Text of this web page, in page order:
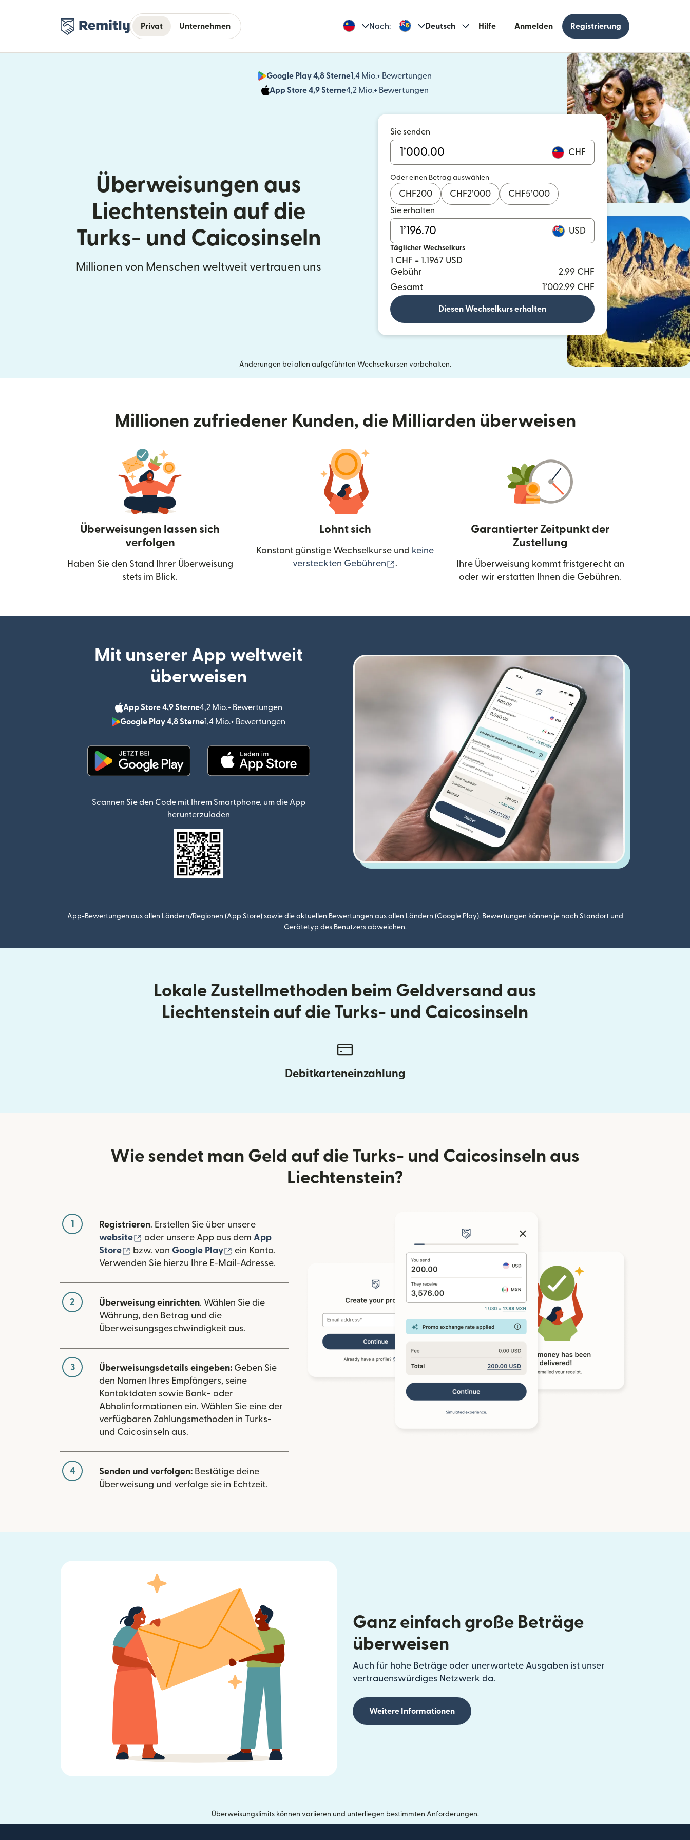
Privat Unternehmen Nach: Deutsch Hilfe Anmelden Registrierung
Google Play 4,8 Sterne1,4 Mio.+ Bewertungen
(wird in einem neuen Fenster geöffnet)
App Store 4,9 Sterne4,2 Mio.+ Bewertungen
(wird in einem neuen Fenster geöffnet)
Überweisungen aus
Liechtenstein auf die
Turks- und Caicosinseln
Millionen von Menschen weltweit vertrauen uns
Sie senden
CHF
Oder einen Betrag auswählen
CHF200 CHF2’000 CHF5’000
Sie erhalten
USD
Täglicher Wechselkurs
1 CHF = 1.1967 USD
Gebühr
2.99 CHF
Gesamt
1’002.99 CHF
Diesen Wechselkurs erhalten
Änderungen bei allen aufgeführten Wechselkursen vorbehalten.
Millionen zufriedener Kunden, die Milliarden überweisen
Überweisungen lassen sich
verfolgen
Haben Sie den Stand Ihrer Überweisung
stets im Blick.
Lohnt sich
Konstant günstige Wechselkurse und keine
versteckten Gebühren
(wird in einem neuen Fenster geöffnet)
.
Garantierter Zeitpunkt der
Zustellung
Ihre Überweisung kommt fristgerecht an
oder wir erstatten Ihnen die Gebühren.
Mit unserer App weltweit
überweisen
App Store 4,9 Sterne4,2 Mio.+ Bewertungen
Google Play 4,8 Sterne1,4 Mio.+ Bewertungen
Scannen Sie den Code mit Ihrem Smartphone, um die App
herunterzuladen
App-Bewertungen aus allen Ländern/Regionen (App Store) sowie die aktuellen Bewertungen aus allen Ländern (Google Play). Bewertungen können je nach Standort und
Gerätetyp des Benutzers abweichen.
Lokale Zustellmethoden beim Geldversand aus
Liechtenstein auf die Turks- und Caicosinseln
Debitkarteneinzahlung
Wie sendet man Geld auf die Turks- und Caicosinseln aus
Liechtenstein?
1 Registrieren. Erstellen Sie über unsere
website
(wird in einem neuen Fenster geöffnet)
oder unsere App aus dem App
Store
(wird in einem neuen Fenster geöffnet)
bzw. von Google Play (wird in einem neuen Fenster geöffnet)
ein Konto.
Verwenden Sie hierzu Ihre E-Mail-Adresse.
2 Überweisung einrichten. Wählen Sie die
Währung, den Betrag und die
Überweisungsgeschwindigkeit aus.
3 Überweisungsdetails eingeben: Geben Sie
den Namen Ihres Empfängers, seine
Kontaktdaten sowie Bank- oder
Abholinformationen ein. Wählen Sie eine der
verfügbaren Zahlungsmethoden in Turks-
und Caicosinseln aus.
4 Senden und verfolgen: Bestätige deine
Überweisung und verfolge sie in Echtzeit.
Ganz einfach große Beträge
überweisen
Auch für hohe Beträge oder unerwartete Ausgaben ist unser
vertrauenswürdiges Netzwerk da.
Weitere Informationen
Überweisungslimits können variieren und unterliegen bestimmten Anforderungen.